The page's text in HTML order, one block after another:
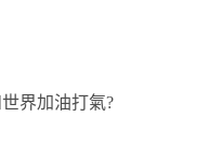
界加油打氣?